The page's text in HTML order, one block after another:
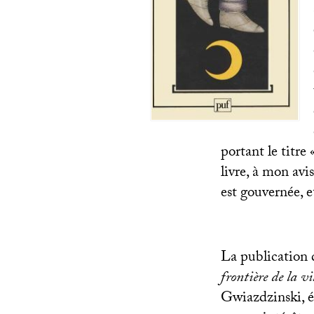
portant le titre
livre, à mon
est gouvernée,
La publication
frontière de la
Gwiazdzinski,